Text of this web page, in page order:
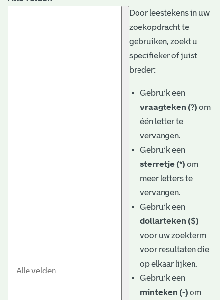
Door leestekens in uw
zoekopdracht te
gebruiken, zoekt u
specifieker of juist
breder:
Gebruik een
vraagteken (?) om
één letter te
vervangen.
Gebruik een
sterretje (*) om
meer letters te
vervangen.
Gebruik een
dollarteken ($)
voor uw zoekterm
voor resultaten die
op elkaar lijken.
Gebruik een
minteken (-) om